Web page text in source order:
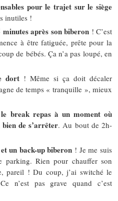
pour le trajet sur le siège
inutiles !
après son biberon ! C’est
à être fatiguée, prête pour la
de bébés. Ça n’a pas loupé, en
dort ! Même si ça doit décaler
de temps « tranquille », mieux
break repas à un moment où
de s’arrêter. Au bout de 2h-
un back-up biberon ! Je me suis
parking. Rien pour chauffer son
pareil ! Du coup, j’ai switché le
n’est pas grave quand c’est